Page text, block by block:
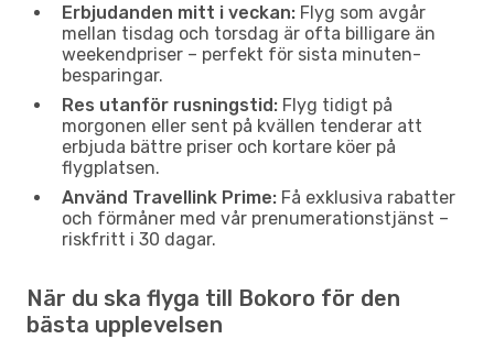
Erbjudanden mitt i veckan: Flyg som avgår
mellan tisdag och torsdag är ofta billigare än
weekendpriser – perfekt för sista minuten-
besparingar.
Res utanför rusningstid: Flyg tidigt på
morgonen eller sent på kvällen tenderar att
erbjuda bättre priser och kortare köer på
flygplatsen.
Använd Travellink Prime: Få exklusiva rabatter
och förmåner med vår prenumerationstjänst –
riskfritt i 30 dagar.
När du ska flyga till Bokoro för den
bästa upplevelsen